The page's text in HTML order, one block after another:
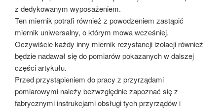
z dedykowanym wyposażeniem.
Ten miernik potrafi również z powodzeniem zastąpić
miernik uniwersalny, o którym mowa wcześniej.
Oczywiście każdy inny miernik rezystancji izolacji również
będzie nadawał się do pomiarów pokazanych w dalszej
części artykułu.
Przed przystąpieniem do pracy z przyrządami
pomiarowymi należy bezwzględnie zapoznać się z
fabrycznymi instrukcjami obsługi tych przyrządów i